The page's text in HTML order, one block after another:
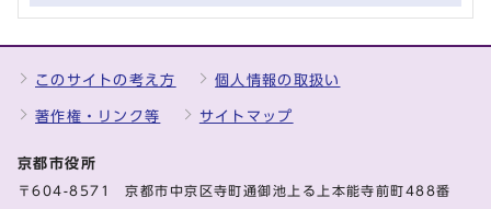
このサイトの考え方 個人情報の取扱い
著作権・リンク等 サイトマップ
京都市役所
〒604-8571 京都市中京区寺町通御池上る上本能寺前町488番